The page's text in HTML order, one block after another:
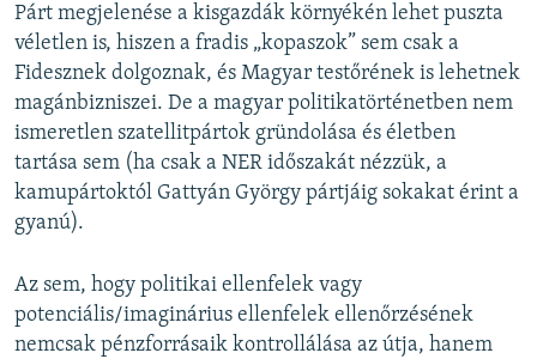
Párt megjelenése a kisgazdák környékén lehet puszta
véletlen is, hiszen a fradis „kopaszok” sem csak a
Fidesznek dolgoznak, és Magyar testőrének is lehetnek
magánbizniszei. De a magyar politikatörténetben nem
ismeretlen szatellitpártok gründolása és életben
tartása sem (ha csak a NER időszakát nézzük, a
kamupártoktól Gattyán György pártjáig sokakat érint a
gyanú).
Az sem, hogy politikai ellenfelek vagy
potenciális/imaginárius ellenfelek ellenőrzésének
nemcsak pénzforrásaik kontrollálása az útja, hanem